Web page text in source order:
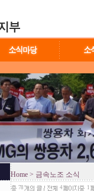
Home > 금속노조 소식
78 4
1